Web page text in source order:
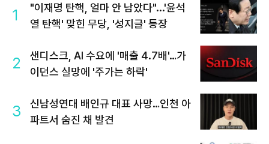
1
"이재명 탄핵, 얼마 안 남았다"...'윤석
열 탄핵' 맞힌 무당, '성지글' 등장
2
샌디스크, AI 수요에 '매출 4.7배'…가
이던스 실망에 '주가는 하락'
3
신남성연대 배인규 대표 사망…인천 아
파트서 숨진 채 발견